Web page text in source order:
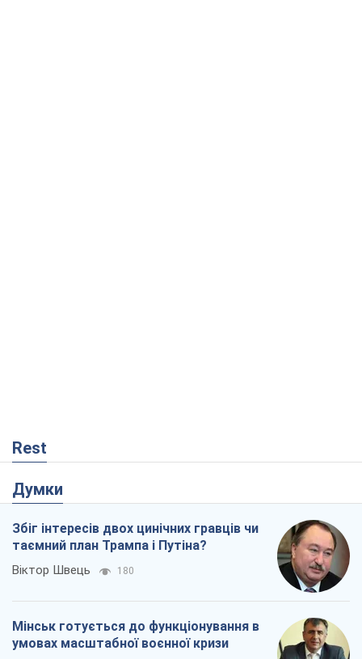
Rest
Думки
Збіг інтересів двох цинічних гравців чи
таємний план Трампа і Путіна?
Віктор Швець 180
Мінськ готується до функціонування в
умовах масштабної воєнної кризи